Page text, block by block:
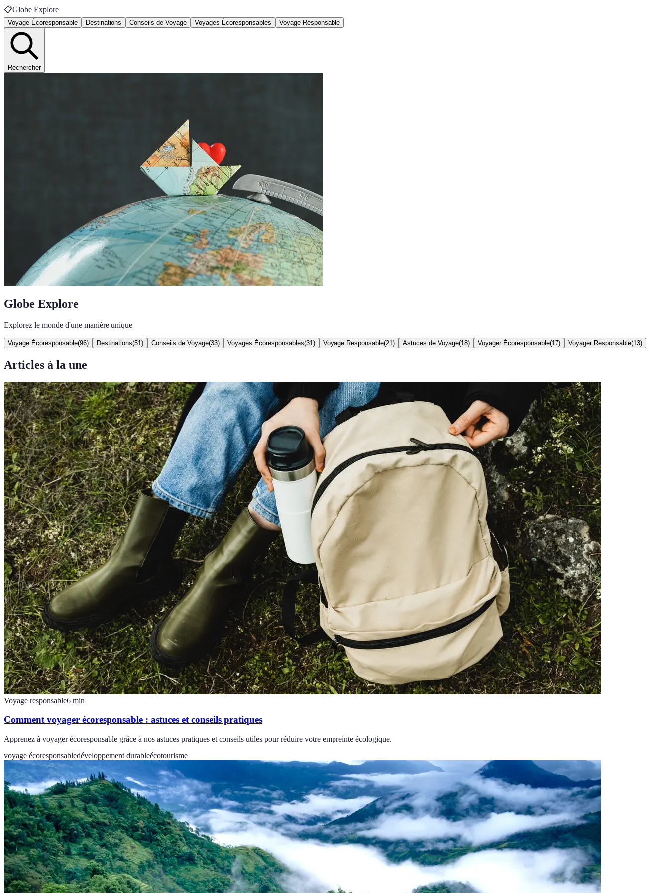
📋Globe Explore
Voyage Écoresponsable Destinations Conseils de Voyage Voyages Écoresponsables Voyage Responsable
Rechercher
Globe Explore
Explorez le monde d'une manière unique
Voyage Écoresponsable(96) Destinations(51 ) Conseils de Voyage(33) Voyages Écoresponsables(31 ) Voyage Responsable(21 ) Astuces de Voyage(18) Voyager Écoresponsable(17) Voyager Responsable(13)
Articles à la une
Voyage responsable6 min
Comment voyager écoresponsable : astuces et conseils pratiques
Apprenez à voyager écoresponsable grâce à nos astuces pratiques et conseils utiles pour réduire votre empreinte écologique.
voyage écoresponsabledéveloppement durableécotourisme